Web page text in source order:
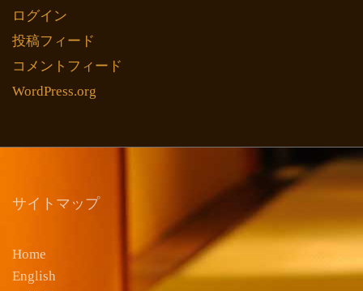
ログイン
投稿フィード
コメントフィード
WordPress.org
サイトマップ
Home
English